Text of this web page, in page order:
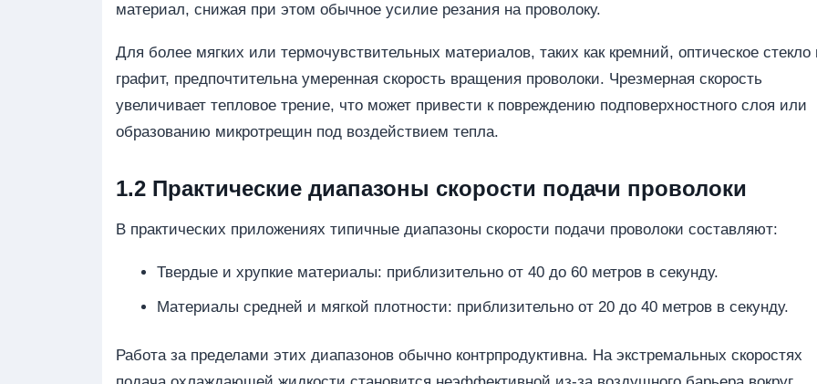
материал, снижая при этом обычное усилие резания на проволоку.
Для более мягких или термочувствительных материалов, таких как кремний, оптическое стекло
графит, предпочтительна умеренная скорость вращения проволоки. Чрезмерная скорость
увеличивает тепловое трение, что может привести к повреждению подповерхностного слоя или
образованию микротрещин под воздействием тепла.
1.2 Практические диапазоны скорости подачи проволоки
В практических приложениях типичные диапазоны скорости подачи проволоки составляют:
Твердые и хрупкие материалы: приблизительно от 40 до 60 метров в секунду.
Материалы средней и мягкой плотности: приблизительно от 20 до 40 метров в секунду.
Работа за пределами этих диапазонов обычно контрпродуктивна. На экстремальных скоростях